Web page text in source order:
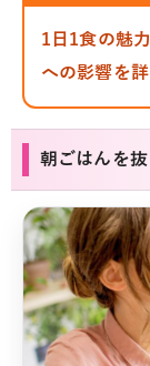
1日1食の魅
への影響を
朝ごはんを